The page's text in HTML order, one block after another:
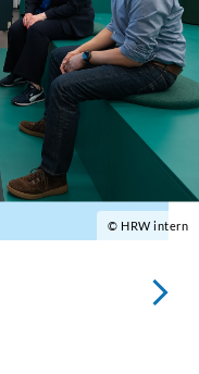
© HRW intern